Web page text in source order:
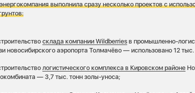
выполнила сразу несколько проектов с
склада компании Wildberriesв промышленно-
новосибирского аэропорта Толмачёво — использовано 12
логистического комплекса в Кировском районе
— 3,7 тыс. тонн золы-уноса;